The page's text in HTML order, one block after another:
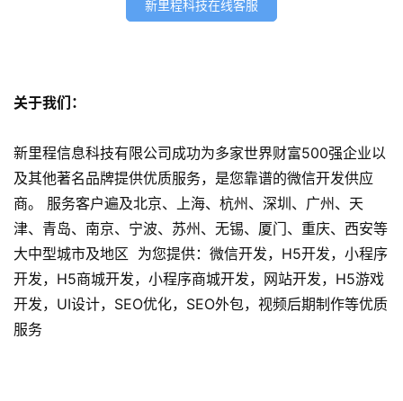
优
数
字
营
销
A
P
P
新里程科技在线客服
关于我们：
新里程信息科技有限公司成功为多家世界财富500强企业以
及其他著名品牌提供优质服务，是您靠谱的微信开发供应
商。 服务客户遍及北京、上海、杭州、深圳、广州、天
津、青岛、南京、宁波、苏州、无锡、厦门、重庆、西安等
大中型城市及地区 为您提供：微信开发，H5开发，小程序
开发，H5商城开发，小程序商城开发，网站开发，H5游戏
开发，UI设计，SEO优化，SEO外包，视频后期制作等优质
服务